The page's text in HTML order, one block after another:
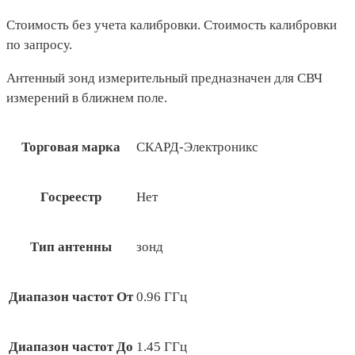
Стоимость без учета калибровки. Стоимость калибровки
по запросу.
Антенный зонд измерительный предназначен для СВЧ
измерений в ближнем поле.
Торговая марка СКАРД-Электроникс
Госреестр Нет
Тип антенны зонд
Диапазон частот От 0.96 ГГц
Диапазон частот До 1.45 ГГц